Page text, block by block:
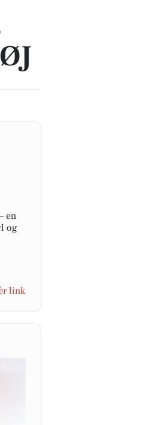
en
og
link